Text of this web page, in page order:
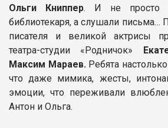
Ольги Книппер. И не просто
библиотекаря, а слушали письма…
писателя и великой актрисы
театра-студии «Родничок»
Максим Мараев.Ребята
что даже мимика, жесты,
эмоции, что переживали
Антон и Ольга.